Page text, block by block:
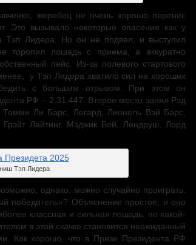
жеребец не очень хорошо перенес
Это вызывало некоторые опасения как у
Тэп Лидера. Но он не подвел, и выступил
торопил лошадь с приема, а аккуратно
пейс. Из-за полевого стартового
у Тэп Лидера хватило сил на хороших
с большим отрывом. При этом он
РФ – 2.31,447. Второе место занял Рэд
Ли Барс, Легард, Лионель Вэй Барс,
Лайтинг, Мэджик Бой, Лендруш, Лорд
Тэп Лидера
однако, можно случайно проиграть.
победитель»? Объяснение простое, и оно
классная и сильная лошадь, по какой-
в этой скачке становится неожиданный
Как хорошо, что в Призе Президента РФ